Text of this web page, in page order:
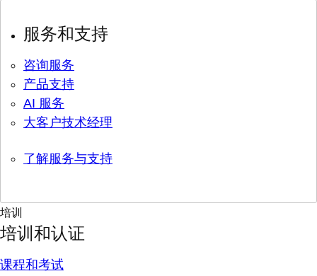
服务和支持
咨询服务
产品支持
AI 服务
大客户技术经理
了解服务与支持
培训
培训和认证
课程和考试